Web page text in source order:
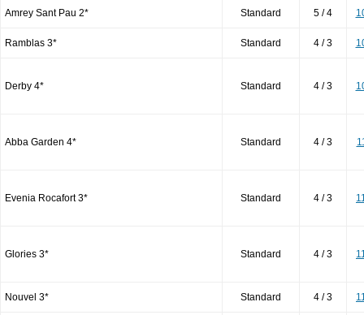
Amrey Sant Pau 2* Standard 5 / 4
Ramblas 3* Standard 4 / 3
Derby 4* Standard 4 / 3
Abba Garden 4* Standard 4 / 3
Evenia Rocafort 3* Standard 4 / 3
Glories 3* Standard 4 / 3
Nouvel 3* Standard 4 / 3